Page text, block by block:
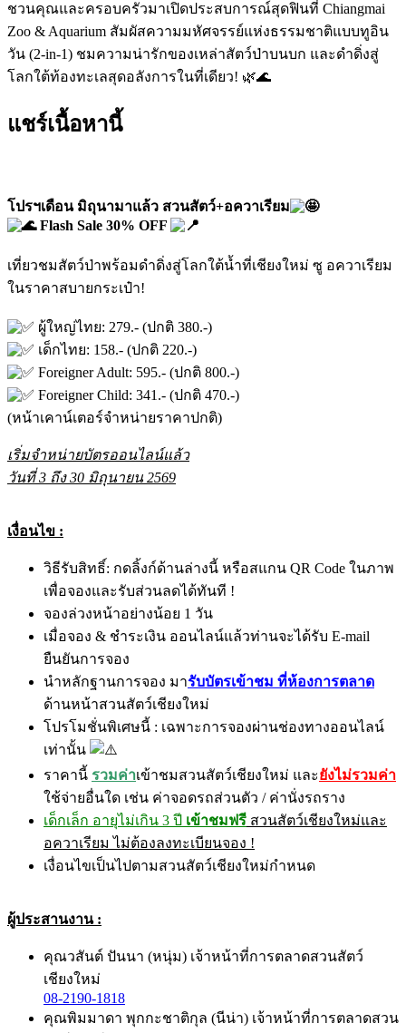
ชวนคุณและครอบครัวมาเปิดประสบการณ์สุดฟินที่ Chiangmai
Zoo & Aquarium สัมผัสความมหัศจรรย์แห่งธรรมชาติแบบทูอิน
วัน (2-in-1) ชมความน่ารักของเหล่าสัตว์ป่าบนบก และดำดิ่งสู่
โลกใต้ท้องทะเลสุดอลังการในที่เดียว! 🌿🌊
แชร์เนื้อหานี้
โปรฯเดือน มิถุนามาแล้ว สวนสัตว์+อควาเรียม
Flash Sale 30% OFF
เที่ยวชมสัตว์ป่าพร้อมดำดิ่งสู่โลกใต้น้ำที่เชียงใหม่ ซู อควาเรียม
ในราคาสบายกระเป๋า!
ผู้ใหญ่ไทย: 279.- (ปกติ 380.-)
เด็กไทย: 158.- (ปกติ 220.-)
Foreigner Adult: 595.- (ปกติ 800.-)
Foreigner Child: 341.- (ปกติ 470.-)
(หน้าเคาน์เตอร์จำหน่ายราคาปกติ)
เริ่มจำหน่ายบัตรออนไลน์แล้ว
วันที่ 3 ถึง 30 มิถุนายน 2569
เงื่อนไข :
วิธีรับสิทธิ์: กดลิ้งก์ด้านล่างนี้ หรือสแกน QR Code ในภาพ
เพื่อจองและรับส่วนลดได้ทันที !
จองล่วงหน้าอย่างน้อย 1 วัน
เมื่อจอง & ชำระเงิน ออนไลน์แล้วท่านจะได้รับ E-mail
ยืนยันการจอง
นำหลักฐานการจอง มารับบัตรเข้าชม ที่ห้องการตลาด
ด้านหน้าสวนสัตว์เชียงใหม่
โปรโมชั่นพิเศษนี้ : เฉพาะการจองผ่านช่องทางออนไลน์
เท่านั้น
ราคานี้ รวมค่าเข้าชมสวนสัตว์เชียงใหม่ และยังไม่รวมค่า
ใช้จ่ายอื่นใด เช่น ค่าจอดรถส่วนตัว / ค่านั่งรถราง
เด็กเล็ก อายุไม่เกิน 3 ปี เข้าชมฟรี สวนสัตว์เชียงใหม่และ
อควาเรียม ไม่ต้องลงทะเบียนจอง !
เงื่อนไขเป็นไปตามสวนสัตว์เชียงใหม่กำหนด
ผู้ประสานงาน :
คุณวสันต์ ปันนา (หนุ่ม) เจ้าหน้าที่การตลาดสวนสัตว์
เชียงใหม่
08-2190-1818
คุณพิมมาดา พุกกะชาติกุล (นีน่า) เจ้าหน้าที่การตลาดสวน